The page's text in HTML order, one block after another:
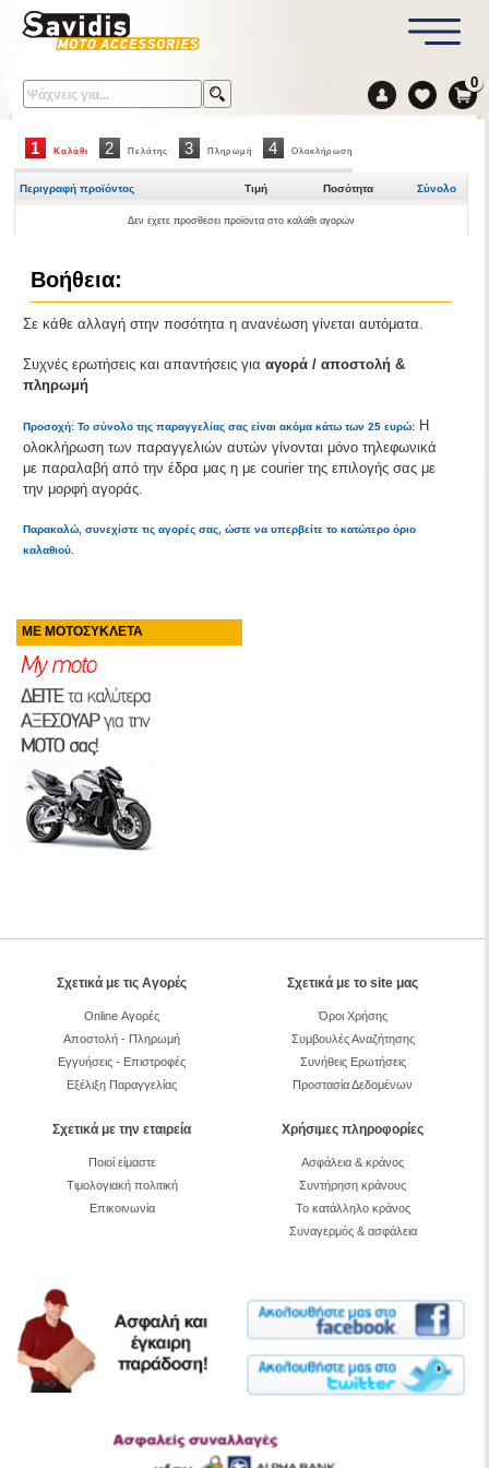
0
1 Καλάθι 2 Πελάτης 3 Πληρωμή 4 Ολοκλήρωση
Περιγραφή προϊόντος Τιμή Ποσότητα Σύνολο
Δεν έχετε προσθέσει προϊόντα στο καλάθι αγορών
Βοήθεια:
Σε κάθε αλλαγή στην ποσότητα η ανανέωση γίνεται αυτόματα.
Συχνές ερωτήσεις και απαντήσεις γιααγορά / αποστολή &
πληρωμή
Προσοχή: Το σύνολο της παραγγελίας σας είναι ακόμα κάτω των 25 ευρώ: Η
ολοκλήρωση των παραγγελιών αυτών γίνονται μόνο τηλεφωνικά
με παραλαβή από την έδρα μας η με courier της επιλογής σας με
την μορφή αγοράς.
Παρακαλώ, συνεχίστε τις αγορές σας, ώστε να υπερβείτε το κατώτερο όριο
καλαθιού.
ΜΕ ΜΟΤΟΣΥΚΛΕΤΑ
Σχετικά με τις Αγορές
Online Αγορές
Αποστολή - Πληρωμή
Εγγυήσεις - Επιστροφές
Εξέλιξη Παραγγελίας
Σχετικά με το site μας
Όροι Χρήσης
Συμβουλές Αναζήτησης
Συνήθεις Ερωτήσεις
Προστασία Δεδομένων
Σχετικά με την εταιρεία
Ποιοί είμαστε
Τιμολογιακή πολιτική
Επικοινωνία
Χρήσιμες πληροφορίες
Ασφάλεια & κράνος
Συντήρηση κράνους
Το κατάλληλο κράνος
Συναγερμός & ασφάλεια